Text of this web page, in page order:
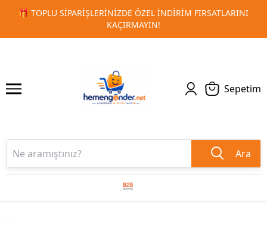
🚀 KURUMSAL PROMOSYON VE MATBAA
TESLIMAT!
1 2
Sepetim
Ara